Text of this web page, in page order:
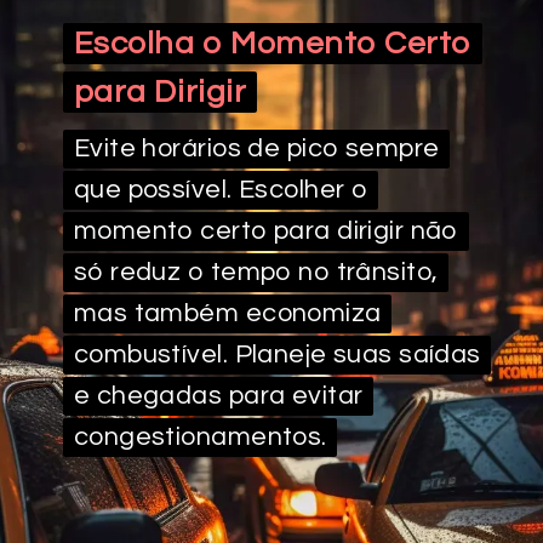
Escolha o Momento Certo
para Dirigir
Escolha o Momento Certo
para Dirigir
Evite horários de pico sempre
que possível. Escolher o
momento certo para dirigir não
só reduz o tempo no trânsito,
mas também economiza
combustível. Planeje suas saídas
e chegadas para evitar
congestionamentos.
Evite horários de pico sempre
que possível. Escolher o
momento certo para dirigir não
só reduz o tempo no trânsito,
mas também economiza
combustível. Planeje suas saídas
e chegadas para evitar
congestionamentos.